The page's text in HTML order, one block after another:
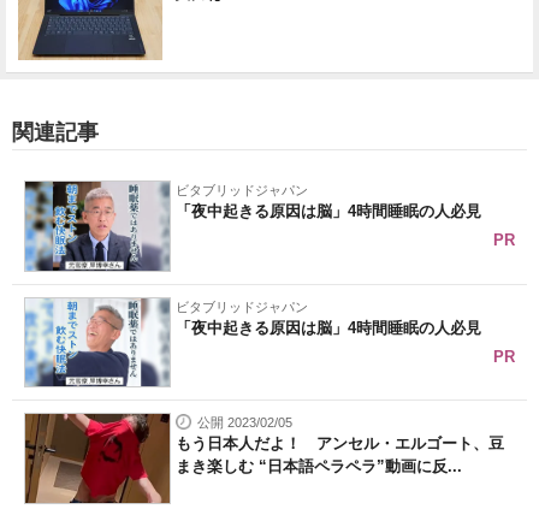
関連記事
ビタブリッドジャパン
「夜中起きる原因は脳」4時間睡眠の人必見
PR
ビタブリッドジャパン
「夜中起きる原因は脳」4時間睡眠の人必見
PR
公開 2023/02/05
もう日本人だよ！ アンセル・エルゴート、豆
まき楽しむ “日本語ペラペラ”動画に反...